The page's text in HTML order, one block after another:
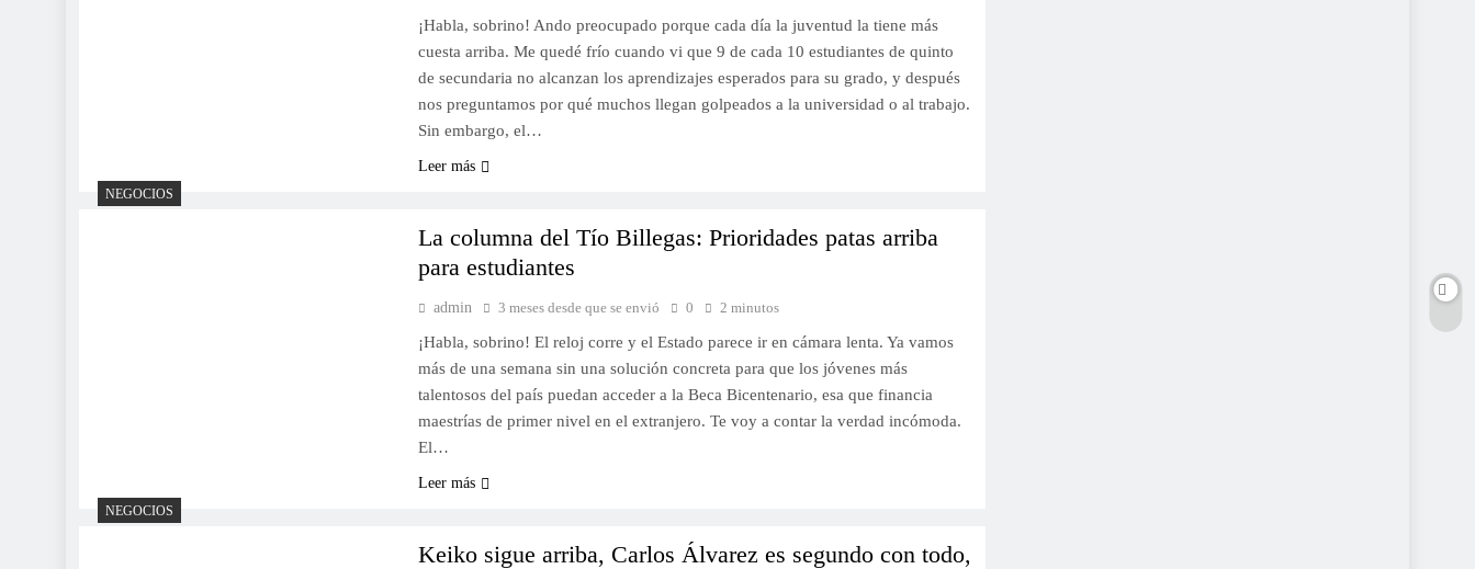
¡Habla, sobrino! Ando preocupado porque cada día la juventud la tiene más
cuesta arriba. Me quedé frío cuando vi que 9 de cada 10 estudiantes de quinto
de secundaria no alcanzan los aprendizajes esperados para su grado, y después
nos preguntamos por qué muchos llegan golpeados a la universidad o al trabajo.
Sin embargo, el…
Leer más
NEGOCIOS
La columna del Tío Billegas: Prioridades patas arriba
para estudiantes
admin 3 meses desde que se envió 0 2 minutos
¡Habla, sobrino! El reloj corre y el Estado parece ir en cámara lenta. Ya vamos
más de una semana sin una solución concreta para que los jóvenes más
talentosos del país puedan acceder a la Beca Bicentenario, esa que financia
maestrías de primer nivel en el extranjero. Te voy a contar la verdad incómoda.
El…
Leer más
NEGOCIOS
Keiko sigue arriba, Carlos Álvarez es segundo con todo,